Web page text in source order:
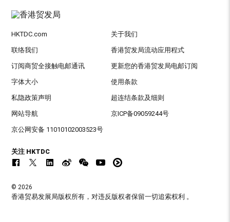
HKTDC.com 关于我们
联络我们 香港贸发局流动应用程式
订阅商贸全接触电邮通讯 更新您的香港贸发局电邮订阅
字体大小 使用条款
私隐政策声明 超连结条款及细则
网站导航 京ICP备09059244号
京公网安备 11010102003523号
关注 HKTDC
© 2026
香港贸易发展局版权所有，对违反版权者保留一切追索权利 。